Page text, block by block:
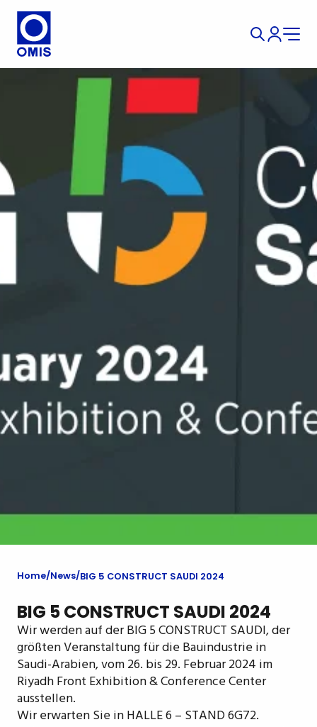
Home News BIG 5 CONSTRUCT SAUDI 2024
BIG 5 CONSTRUCT SAUDI 2024
Wir werden auf der BIG 5 CONSTRUCT SAUDI, der
größten Veranstaltung für die Bauindustrie in
Saudi-Arabien, vom 26. bis 29. Februar 2024 im
Riyadh Front Exhibition & Conference Center
ausstellen.
Wir erwarten Sie in HALLE 6 – STAND 6G72.